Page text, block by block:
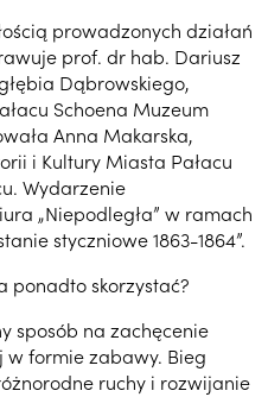
prowadzonych działań
prof. dr hab. Dariusz
Dąbrowskiego,
Schoena Muzeum
Anna Makarska,
i Kultury Miasta Pałacu
Wydarzenie
„Niepodległa” w ramach
styczniowe 1863-1864”.
ponadto skorzystać?
sposób na zachęcenie
w formie zabawy. Bieg
ruchy i rozwijanie